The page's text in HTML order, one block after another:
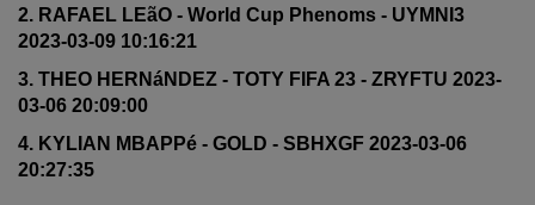
2. RAFAEL LEãO - World Cup Phenoms - UYMNI3
2023-03-09 10:16:21
3. THEO HERNáNDEZ - TOTY FIFA 23 - ZRYFTU 2023-
03-06 20:09:00
4. KYLIAN MBAPPé - GOLD - SBHXGF 2023-03-06
20:27:35